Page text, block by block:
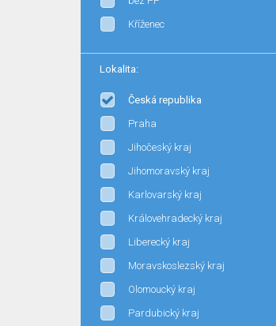
Kříženec
Lokalita:
Česká republika
Praha
Jihočeský kraj
Jihomoravský kraj
Karlovarský kraj
Královehradecký kraj
Liberecký kraj
Moravskoslezský kraj
Olomoucký kraj
Pardubický kraj